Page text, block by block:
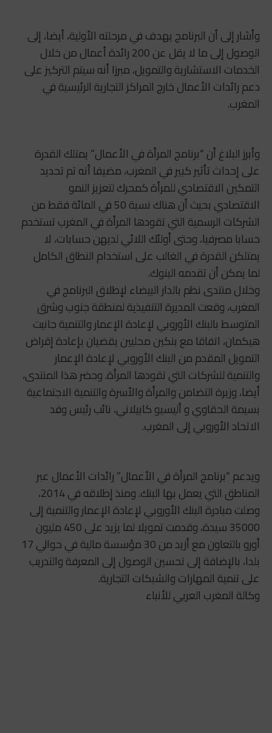
وأشار إلى أن البرنامج يهدف في مرحلته الأولية، أيضا، إلى
الوصول إلى ما لا يقل عن 200 رائدة أعمال من خلال
الخدمات الاستشارية والتمويل، مبرزا أنه سيتم التركيز على
دعم رائدات الأعمال خارج المراكز التجارية الرئيسية في
المغرب.
وأبرز البلاغ أن “برنامج المرأة في الأعمال” يمتلك القدرة
على إحداث تأثير كبير في المغرب، مضيفا أنه تم تحديد
التمكين الاقتصادي للمرأة كمحرك لتعزيز النمو
الاقتصادي بحيث أن هناك نسبة 50 في المائة فقط من
الشركات الرسمية التي تقودها المرأة في المغرب تستخدم
حسابا مصرفيا، وحتى أولئك اللائي لديهن حسابات، لا
يمتلكن القدرة في الغالب على استخدام النطاق الكامل
لما يمكن أن تقدمه البنوك.
وخلال منتدى نظم بالدار البيضاء لإطلاق البرنامج في
المغرب، وقعت المديرة التنفيذية لمنطقة جنوب وشرق
المتوسط بالبنك الأوروبي لإعادة الإعمار والتنمية جانيت
هيكمان، اتفاقا مع بنكين محليين يقضيان بإعادة إقراض
التمويل المقدم من البنك الأوروبي لإعادة الإعمار
والتنمية للشركات التي تقودها المرأة. وحضر هذا المنتدى،
أيضا، وزيرة التضامن والمرأة والأسرة والتنمية الاجتماعية
بسيمة الحقاوي و أليسيو كابيلاني، نائب رئيس وفد
الاتحاد الأوروبي إلى المغرب.
ويدعم “برنامج المرأة في الأعمال” رائدات الأعمال عبر
المناطق التي يعمل بها البنك. ومنذ إطلاقه في 2014،
وصلت مبادرة البنك الأوروبي لإعادة الإعمار والتنمية إلى
35000 سيدة، وقدمت تمويلا لما يزيد على 450 مليون
أورو بالتعاون مع أزيد من 30 مؤسسة مالية في حوالي 17
بلدا، بالإضافة إلى تحسين الوصول إلى المعرفة والتدريب
على تنمية المهارات والشبكات التجارية.
وكالة المغرب العربي للأنباء